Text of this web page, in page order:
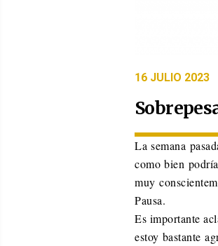
PUBLICADO
16 JULIO 2023
La semana
como bien
muy
Pausa.
Es importante
estoy bastante